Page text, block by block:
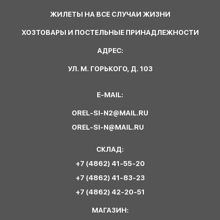
ЖИЛЕТЫ НА ВСЕ СЛУЧАИ ЖИЗНИ
ХОЗТОВАРЫ И ПОСТЕЛЬНЫЕ ПРИНАДЛЕЖНОСТИ
АДРЕС:
УЛ. М. ГОРЬКОГО, Д. 103
E-MAIL:
OREL-SI-N2@MAIL.RU
OREL-SI-N@MAIL.RU
СКЛАД:
+7 (4862) 41-55-20
+7 (4862) 41-83-23
+7 (4862) 42-20-51
МАГАЗИН: